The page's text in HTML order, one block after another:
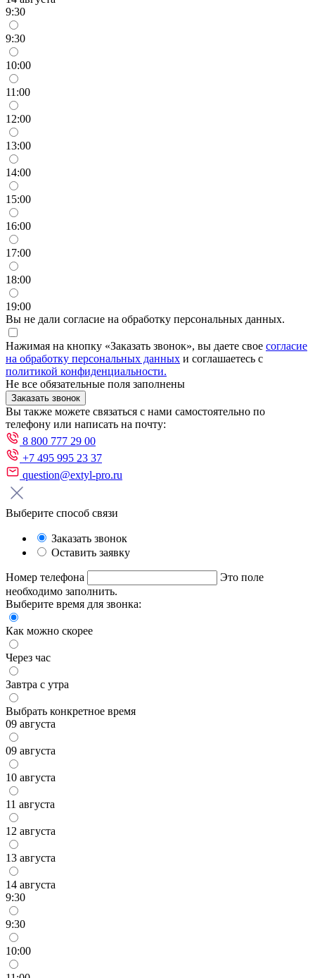
9:30
9:30
10:00
11:00
12:00
13:00
14:00
15:00
16:00
17:00
18:00
19:00
Вы не дали согласие на обработку персональных данных.
Нажимая на кнопку «Заказать звонок», вы даете свое согласие
на обработку персональных данных и соглашаетесь с
политикой конфиденциальности.
Не все обязательные поля заполнены
Заказать звонок
Вы также можете связаться с нами самостоятельно по
телефону или написать на почту:
8 800 777 29 00
+7 495 995 23 37
question@extyl-pro.ru
Выберите способ связи
Заказать звонок
Оставить заявку
Номер телефона
Это поле
необходимо заполнить.
Выберите время для звонка:
Как можно скорее
Через час
Завтра с утра
Выбрать конкретное время
09 августа
09 августа
10 августа
11 августа
12 августа
13 августа
14 августа
9:30
9:30
10:00